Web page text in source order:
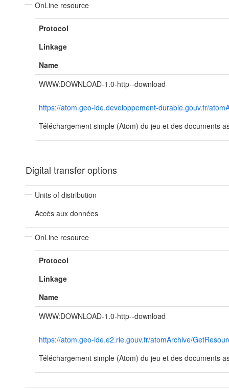
OnLine resource
Protocol
Linkage
Name
WWW:DOWNLOAD-1.0-http--download
https://atom.geo-ide.developpement-durable.gouv.fr/
Téléchargement simple (Atom) du jeu et des documents
Digital transfer options
Units of distribution
Accès aux données
OnLine resource
Protocol
Linkage
Name
WWW:DOWNLOAD-1.0-http--download
https://atom.geo-ide.e2.rie.gouv.fr/atomArchive/
Téléchargement simple (Atom) du jeu et des documents